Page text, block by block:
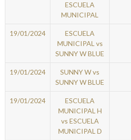
ESCUELA
MUNICIPAL
19/01/2024
ESCUELA
MUNICIPAL vs
SUNNY W BLUE
19/01/2024
SUNNY W vs
SUNNY W BLUE
19/01/2024
ESCUELA
MUNICIPAL H
vs ESCUELA
MUNICIPAL D